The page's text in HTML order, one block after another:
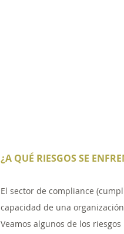
¿A QUÉ RIESGOS SE
El sector de compliance
capacidad de una
Veamos algunos de los